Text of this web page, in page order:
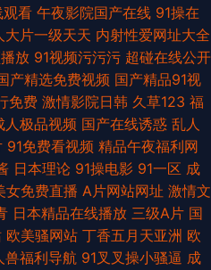
观看 午夜影院国产在线 91操在
大片一级天天 内射性爱网址大全
放 91视频污污污 超碰在线公开
产精选免费视频 国产精品91视
免费 激情影院日韩 久草123 福
人极品视频 国产在线诱惑 乱人
91免费看视频 精品午夜福利网
日本理论 91操电影 91一区 成
女免费直播 A片网站网址 激情文
日本精品在线播放 三级A片 国
欧美骚网站 丁香五月天亚洲 欧
兽福利导航 91叉叉操小骚逼 成